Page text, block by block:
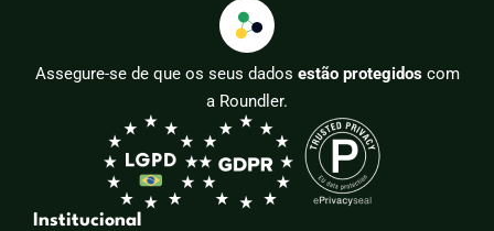
Assegure-se de que os seus dados estão protegidoscom
a Roundler.
Institucional